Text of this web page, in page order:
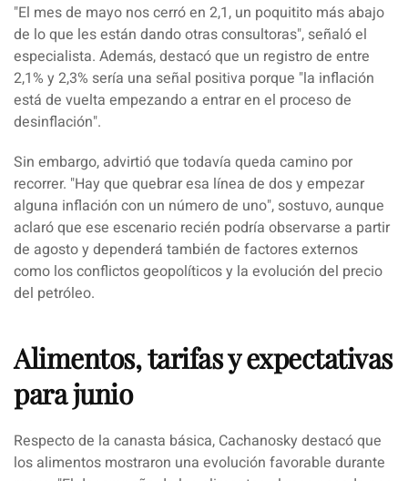
"El mes de mayo nos cerró en 2,1, un poquitito más abajo
de lo que les están dando otras consultoras", señaló el
especialista. Además, destacó que un registro de entre
2,1% y 2,3% sería una señal positiva porque "la inflación
está de vuelta empezando a entrar en el proceso de
desinflación".
Sin embargo, advirtió que todavía queda camino por
recorrer. "Hay que quebrar esa línea de dos y empezar
alguna inflación con un número de uno", sostuvo, aunque
aclaró que ese escenario recién podría observarse a partir
de agosto y dependerá también de factores externos
como los conflictos geopolíticos y la evolución del precio
del petróleo.
Alimentos, tarifas y expectativas
para junio
Respecto de la canasta básica, Cachanosky destacó que
los alimentos mostraron una evolución favorable durante